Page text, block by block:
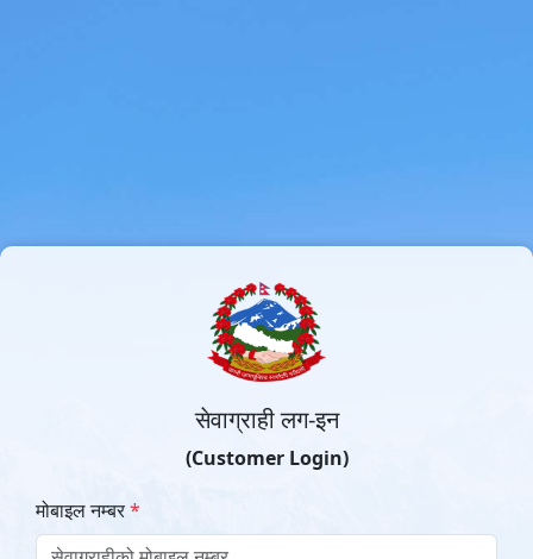
सेवाग्राही लग-इन
(Customer Login)
मोबाइल नम्बर*